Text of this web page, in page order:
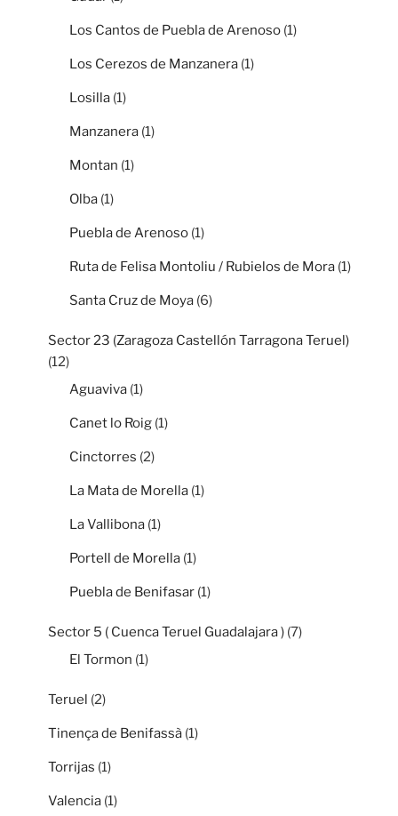
Los Cantos de Puebla de Arenoso (1)
Los Cerezos de Manzanera (1)
Losilla (1)
Manzanera (1)
Montan (1)
Olba (1)
Puebla de Arenoso (1)
Ruta de Felisa Montoliu / Rubielos de Mora (1)
Santa Cruz de Moya (6)
Sector 23 (Zaragoza Castellón Tarragona Teruel)
(12)
Aguaviva (1)
Canet lo Roig (1)
Cinctorres (2)
La Mata de Morella (1)
La Vallibona (1)
Portell de Morella (1)
Puebla de Benifasar (1)
Sector 5 ( Cuenca Teruel Guadalajara ) (7)
El Tormon (1)
Teruel (2)
Tinença de Benifassà (1)
Torrijas (1)
Valencia (1)